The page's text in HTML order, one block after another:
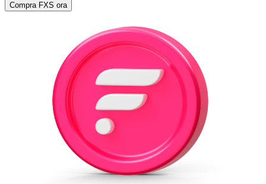
Compra FXS ora